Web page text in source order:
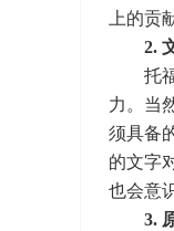
上的贡
2.
托福
力。当
须具备
的文字
也会意
3.